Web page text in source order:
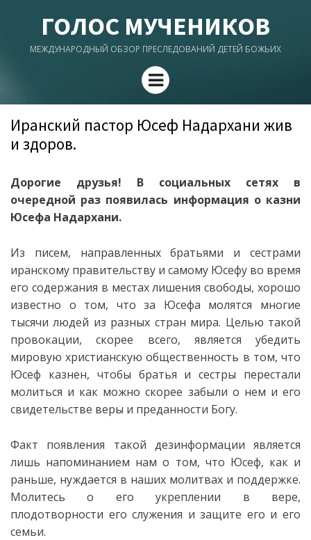
ГОЛОС МУЧЕНИКОВ
МЕЖДУНАРОДНЫЙ ОБЗОР ПРЕСЛЕДОВАНИЙ ДЕТЕЙ БОЖЬИХ
Menu
Иранский пастор Юсеф Надархани жив
и здоров.
Дорогие друзья! В социальных сетях в
очередной раз появилась информация о казни
Юсефа Надархани.
Из писем, направленных братьями и сестрами
иранскому правительству и самому Юсефу во время
его содержания в местах лишения свободы, хорошо
известно о том, что за Юсефа молятся многие
тысячи людей из разных стран мира. Целью такой
провокации, скорее всего, является убедить
мировую христианскую общественность в том, что
Юсеф казнен, чтобы братья и сестры перестали
молиться и как можно скорее забыли о нем и его
свидетельстве веры и преданности Богу.
Факт появления такой дезинформации является
лишь напоминанием нам о том, что Юсеф, как и
раньше, нуждается в наших молитвах и поддержке.
Молитесь о его укреплении в вере,
плодотворности его служения и защите его и его
семьи.